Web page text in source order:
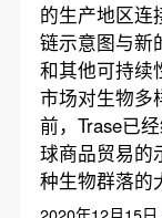
的生产地区连
链示意图与新
和其他可持续
市场对生物多
前，Trase已
球商品贸易的
种生物群落